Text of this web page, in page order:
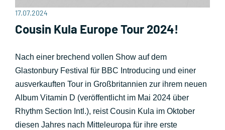
17.07.2024
Cousin Kula Europe Tour 2024!
Nach einer brechend vollen Show auf dem
Glastonbury Festival für BBC Introducing und einer
ausverkauften Tour in Großbritannien zur ihrem neuen
Album Vitamin D (veröffentlicht im Mai 2024 über
Rhythm Section Intl.), reist Cousin Kula im Oktober
diesen Jahres nach Mitteleuropa für ihre erste